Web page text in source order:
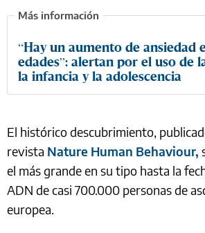
“Hay un aumento de ansiedad
edades”: alertan por el uso de
la infancia y la adolescencia
El histórico descubrimiento,
revista Nature Human Behaviour,
el más grande en su tipo hasta la
ADN de casi 700.000 personas de
europea.